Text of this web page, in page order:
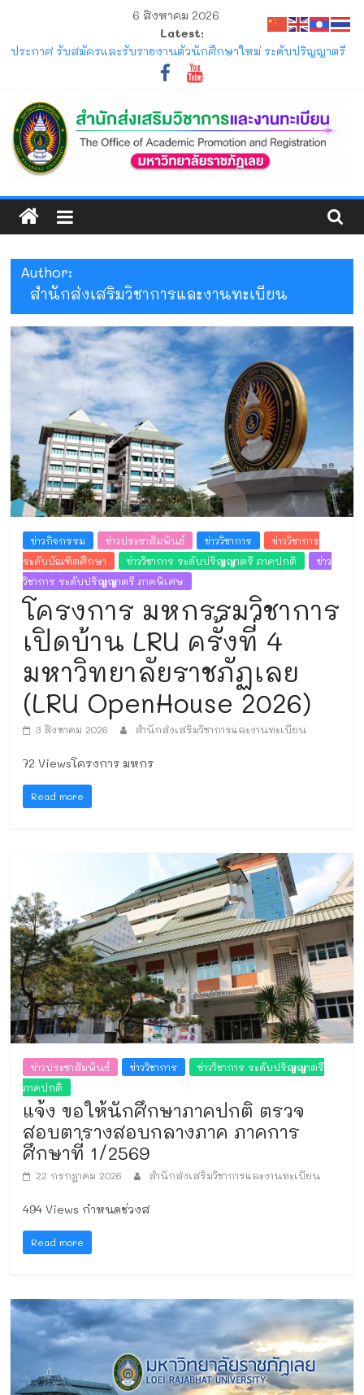
content
6 สิงหาคม 2026
Latest:
ประกาศ รับสมัครและรับรายงานตัวนักศึกษาใหม่ ระดับปริญญาตรี
ภาคปกติ (รอบมหกรรมวิชาการ) ประจำปีการศึกษา 2570
ประกาศ ให้นักศึกษาระดับปริญญาตรี ที่เข้าศึกษาปีการศึกษา 2569
พ้นสภาพจากการเป็นนักศึกษา ตามข้อบังคับมหาวิทยาลัยราชภัฏ
เลย ว่าด้วยการจัดการศึกษาระดับปริญญาตรี
ประกาศ การขอสำเร็จการศึกษาและการขึ้นทะเบียนบัณฑิตของ
นักศึกษาภาคปกติ ที่คาดว่าจะสำเร็จการศึกษาในภาคการศึกษาที่
1/2569 และ 2/2569
โครงการ มหกรรมวิชาการเปิดบ้าน LRU ครั้งที่ 4 มหาวิทยาลัย
ราชภัฏเลย (LRU OpenHouse 2026)
แจ้ง ขอให้นักศึกษาภาคปกติ ตรวจสอบตารางสอบกลางภาค ภาค
สำนัก
ส่ง
เสริม
วิชาการ
และ
งาน
ทะเบียน
Author:
สำนักส่งเสริมวิชาการและงานทะเบียน
ข่าวกิจกรรม ข่าวประชาสัมพันธ์ ข่าววิชาการ
ข่าววิชาการ
ระดับบัณฑิตศึกษา
ข่าววิชาการ ระดับปริญญาตรี ภาคปกติ
ข่าว
วิชาการ ระดับปริญญาตรี ภาคพิเศษ
โครงการ มหกรรมวิชาการ
เปิดบ้าน LRU ครั้งที่ 4
มหาวิทยาลัยราชภัฏเลย
(LRU OpenHouse 2026)
3 สิงหาคม 2026 สำนักส่งเสริมวิชาการและงานทะเบียน
72 Viewsโครงการ มหกร
Read more
ข่าวประชาสัมพันธ์ ข่าววิชาการ
ข่าววิชาการ ระดับปริญญาตรี
ภาคปกติ
แจ้ง ขอให้นักศึกษาภาคปกติ ตรวจ
สอบตารางสอบกลางภาค ภาคการ
ศึกษาที่ 1/2569
22 กรกฎาคม 2026 สำนักส่งเสริมวิชาการและงานทะเบียน
494 Views กำหนดช่วงส
Read more